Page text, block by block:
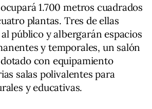
1.700 metros cuadrados
plantas. Tres de ellas
público y albergarán espacios
y temporales, un salón
con equipamiento
salas polivalentes para
y educativas.